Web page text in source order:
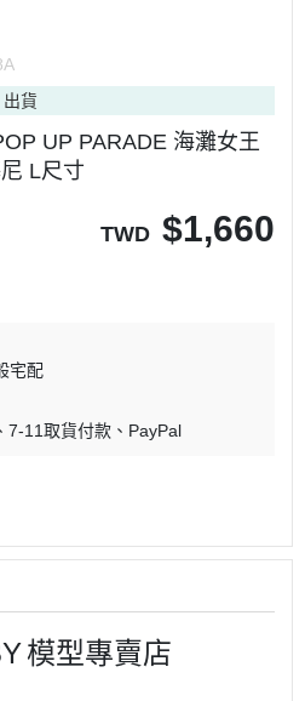
貨
UP PARADE 海灘女王
L尺寸
TWD $1,660
宅配
7-11取貨付款 PayPal
模型專賣店